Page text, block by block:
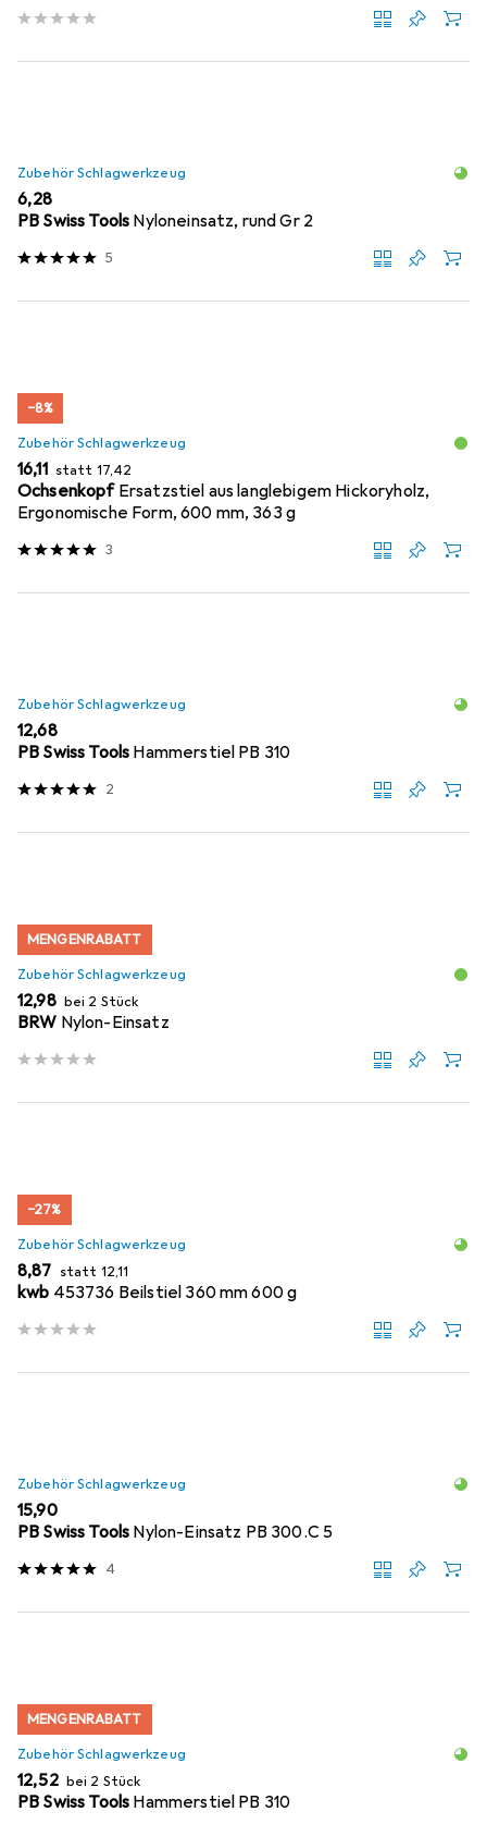
Zubehör Schlagwerkzeug
EUR
6,28
PB Swiss Tools Nyloneinsatz, rund Gr 2
5
−8%
Zubehör Schlagwerkzeug
EUR
16,11 statt EUR
17,42
Ochsenkopf Ersatzstiel aus langlebigem Hickoryholz,
Ergonomische Form, 600 mm, 363 g
3
Zubehör Schlagwerkzeug
EUR
12,68
PB Swiss Tools Hammerstiel PB 310
2
MENGENRABATT
Zubehör Schlagwerkzeug
EUR
12,98 bei 2 Stück
BRW Nylon-Einsatz
−27%
Zubehör Schlagwerkzeug
EUR
8,87 statt EUR
12,11
kwb 453736 Beilstiel 360 mm 600 g
Zubehör Schlagwerkzeug
EUR
15,90
PB Swiss Tools Nylon-Einsatz PB 300.C 5
4
MENGENRABATT
Zubehör Schlagwerkzeug
EUR
12,52 bei 2 Stück
PB Swiss Tools Hammerstiel PB 310